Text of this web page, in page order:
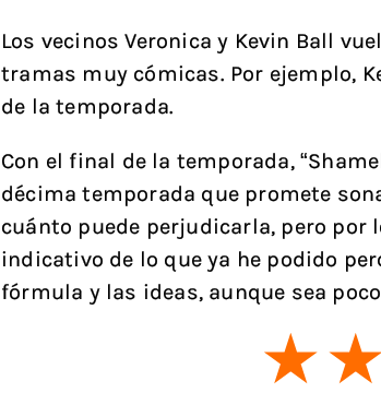
Los vecinos Veronica y Kevin Ball
tramas muy cómicas. Por ejemplo,
de la temporada.
Con el final de la temporada,
décima temporada que promete
cuánto puede perjudicarla, pero por
indicativo de lo que ya he podido
fórmula y las ideas, aunque sea